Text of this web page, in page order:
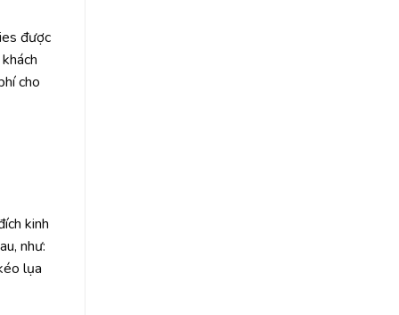
được
cho
kinh
như:
lụa